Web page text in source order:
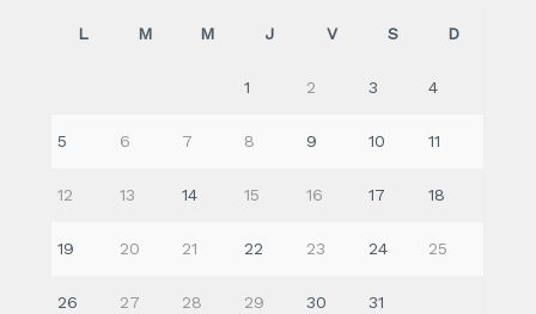
L M M J V S D
1 2 3 4
5 6 7 8 9 10 11
12 13 14 15 16 17 18
19 20 21 22 23 24 25
26 27 28 29 30 31